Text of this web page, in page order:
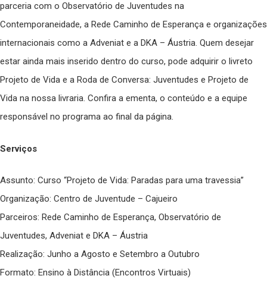
parceria com o Observatório de Juventudes na
Contemporaneidade, a Rede Caminho de Esperança e organizações
internacionais como a Adveniat e a DKA – Áustria. Quem desejar
estar ainda mais inserido dentro do curso, pode adquirir o livreto
Projeto de Vida e a Roda de Conversa: Juventudes e Projeto de
Vida na nossa livraria. Confira a ementa, o conteúdo e a equipe
responsável no programa ao final da página.
Serviços
Assunto: Curso “Projeto de Vida: Paradas para uma travessia”
Organização: Centro de Juventude – Cajueiro
Parceiros: Rede Caminho de Esperança, Observatório de
Juventudes, Adveniat e DKA – Áustria
Realização: Junho a Agosto e Setembro a Outubro
Formato: Ensino à Distância (Encontros Virtuais)